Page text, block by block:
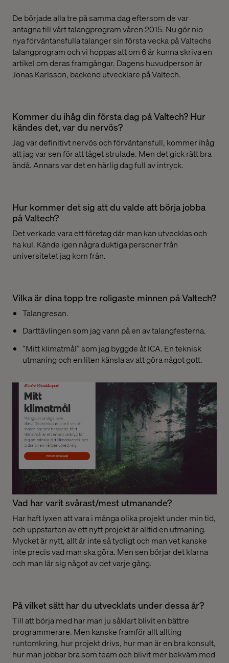
De började alla tre på samma dag eftersom de var
antagna till vårt talangprogram våren 2015. Nu gör nio
nya förväntansfulla talanger sin första vecka på Valtechs
talangprogram och vi hoppas att om 6 år kunna skriva en
artikel om deras framgångar. Dagens huvudperson är
Jonas Karlsson, backend utvecklare på Valtech.
Kommer du ihåg din första dag på Valtech? Hur
kändes det, var du nervös?
Jag var definitivt nervös och förväntansfull, kommer ihåg
att jag var sen för att tåget strulade. Men det gick rätt bra
ändå. Annars var det en härlig dag full av intryck.
Hur kommer det sig att du valde att börja jobba
på Valtech?
Det verkade vara ett företag där man kan utvecklas och
ha kul. Kände igen några duktiga personer från
universitetet jag kom från.
Vilka är dina topp tre roligaste minnen på Valtech?
Talangresan.
Darttävlingen som jag vann på en av talangfesterna.
”Mitt klimatmål” som jag byggde åt ICA. En teknisk
utmaning och en liten känsla av att göra något gott.
Vad har varit svårast/mest utmanande?
Har haft lyxen att vara i många olika projekt under min tid,
och uppstarten av ett nytt projekt är alltid en utmaning.
Mycket är nytt, allt är inte så tydligt och man vet kanske
inte precis vad man ska göra. Men sen börjar det klarna
och man lär sig något av det varje gång.
På vilket sätt har du utvecklats under dessa år?
Till att börja med har man ju såklart blivit en bättre
programmerare. Men kanske framför allt allting
runtomkring, hur projekt drivs, hur man är en bra konsult,
hur man jobbar bra som team och blivit mer bekväm med